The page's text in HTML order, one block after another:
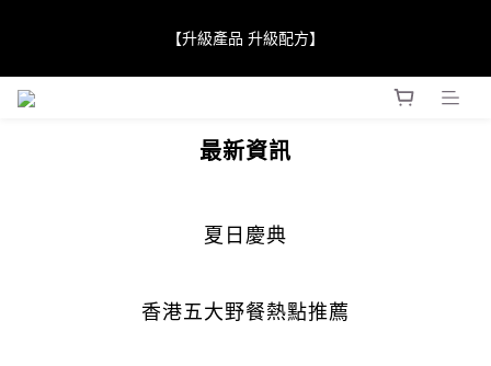
Award 勇奪金獎】
【升級產品 升級配方】
【JaneClare 康膚薈在iida Award Milan 2024 Professional
最新資訊
夏日慶典
香港五大野餐熱點推薦